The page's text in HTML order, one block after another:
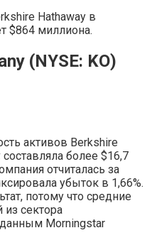
Hathaway в
$864 миллиона.
(NYSE: KO)
активов Berkshire
составляла более $16,7
отчиталась за
убыток в 1,66%.
потому что средние
из сектора
Morningstar